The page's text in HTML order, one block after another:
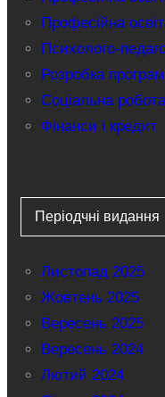
Професійна
Психолого-
Розробка
Соціальна робота
Фінанси і кредит
Періодчні видання
Листопад 2025
Жовтень 2025
Вересень 2025
Вересень 2024
Лютий 2024